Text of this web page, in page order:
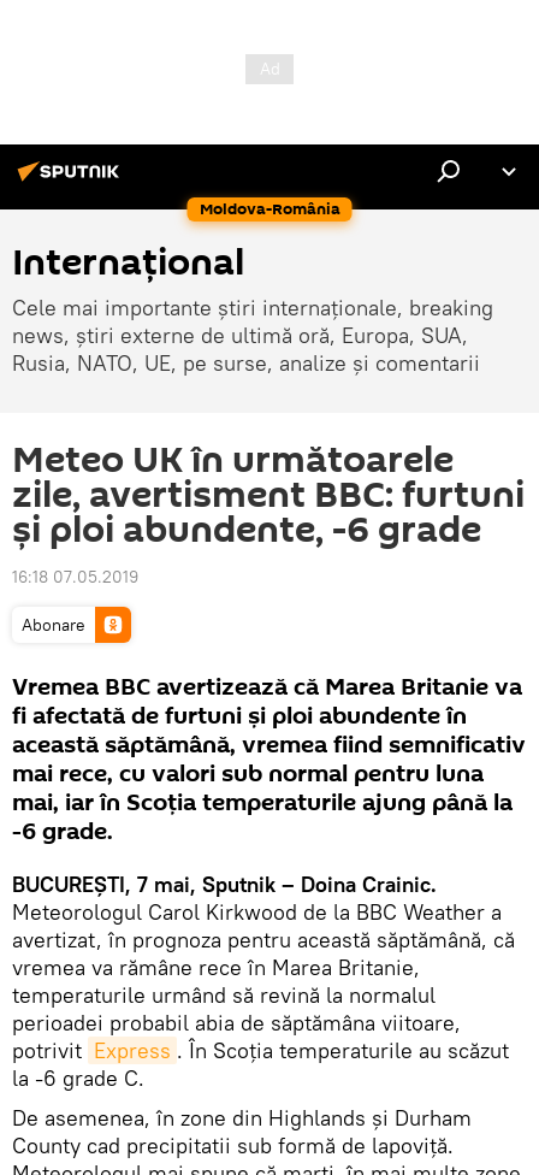
Moldova-România
Internaţional
Cele mai importante știri internaționale, breaking
news, știri externe de ultimă oră, Europa, SUA,
Rusia, NATO, UE, pe surse, analize și comentarii
Meteo UK în următoarele
zile, avertisment BBC: furtuni
și ploi abundente, -6 grade
16:18 07.05.2019
Abonare
Vremea BBC avertizează că Marea Britanie va
fi afectată de furtuni și ploi abundente în
această săptămână, vremea fiind semnificativ
mai rece, cu valori sub normal pentru luna
mai, iar în Scoţia temperaturile ajung până la
-6 grade.
BUCUREŞTI, 7 mai, Sputnik – Doina Crainic.
Meteorologul Carol Kirkwood de la BBC Weather a
avertizat, în prognoza pentru această săptămână, că
vremea va rămâne rece în Marea Britanie,
temperaturile urmând să revină la normalul
perioadei probabil abia de săptămâna viitoare,
potrivit Express . În Scoția temperaturile au scăzut
la -6 grade C.
De asemenea, în zone din Highlands și Durham
County cad precipitatii sub formă de lapoviţă.